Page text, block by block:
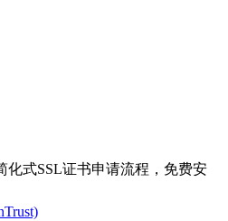
化式SSL证书申请流程，免费安